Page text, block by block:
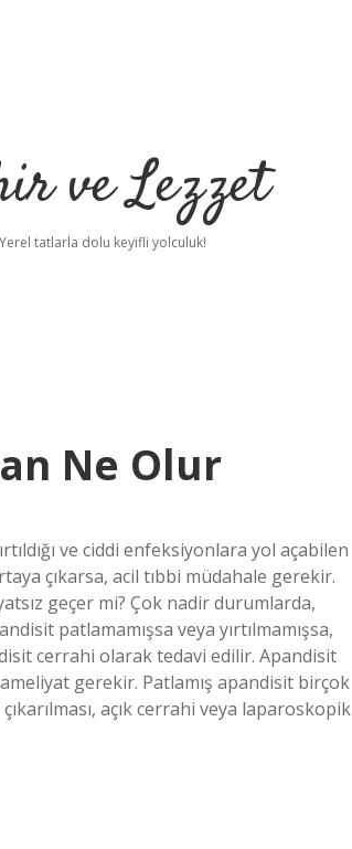
ve Lezzet
Yerel tatlarla dolu keyifli yolculuk!
Ne Olur
ve ciddi enfeksiyonlara yol açabilen
çıkarsa, acil tıbbi müdahale gerekir.
geçer mi? Çok nadir durumlarda,
patlamamışsa veya yırtılmamışsa,
cerrahi olarak tedavi edilir. Apandisit
gerekir. Patlamış apandisit birçok
açık cerrahi veya laparoskopik